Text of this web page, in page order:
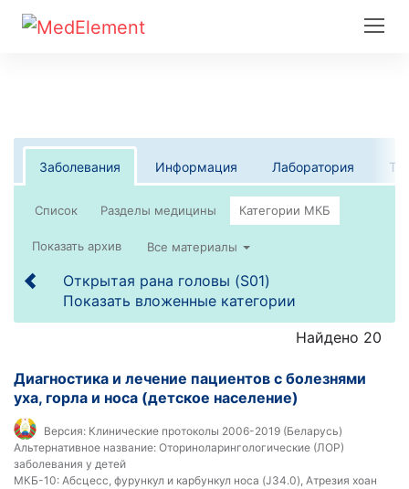
Заболевания Информация Лаборатория
Список
Все материалы
Открытая рана головы (S01)
Показать вложенные категории
Найдено 20
Диагностика и лечение пациентов с болезнями
уха, горла и носа (детское население)
Версия: Клинические протоколы 2006-2019 (Беларусь)
Альтернативное название: Оториноларингологические (ЛОР)
заболевания у детей
МКБ-10: Абсцесс, фурункул и карбункул носа (J34.0), Атрезия хоан